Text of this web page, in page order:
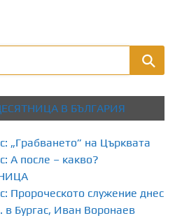
В БЪЛГАРИЯ
„Грабването” на Църквата
А после – какво?
Пророческото служение днес
в Бургас, Иван Воронаев